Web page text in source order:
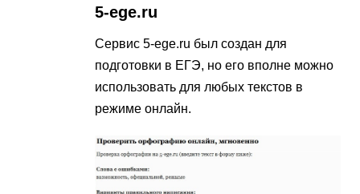
5-ege.ru
Сервис 5-ege.ru был создан для
подготовки в ЕГЭ, но его вполне можно
использовать для любых текстов в
режиме онлайн.